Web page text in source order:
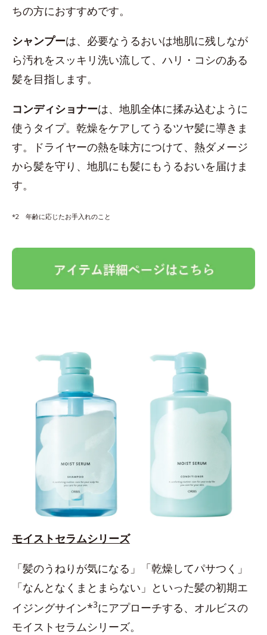
ちの方におすすめです。
シャンプーは、必要なうるおいは地肌に残しなが
ら汚れをスッキリ洗い流して、ハリ・コシのある
髪を目指します。
コンディショナーは、地肌全体に揉み込むように
使うタイプ。乾燥をケアしてうるツヤ髪に導きま
す。ドライヤーの熱を味方につけて、熱ダメージ
から髪を守り、地肌にも髪にもうるおいを届けま
す。
*2 年齢に応じたお手入れのこと
モイストセラムシリーズ
「髪のうねりが気になる」「乾燥してパサつく」
「なんとなくまとまらない」といった髪の初期エ
イジングサイン*3にアプローチする、オルビスの
モイストセラムシリーズ。